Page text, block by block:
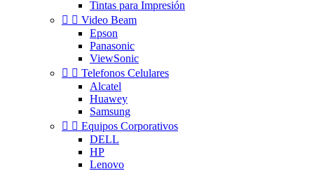
Tintas para Impresión
  Video Beam
Epson
Panasonic
ViewSonic
  Telefonos Celulares
Alcatel
Huawey
Samsung
  Equipos Corporativos
DELL
HP
Lenovo